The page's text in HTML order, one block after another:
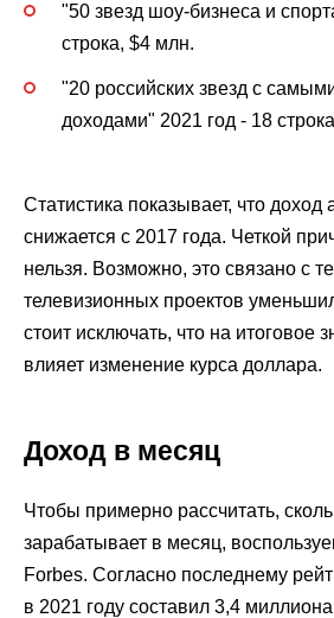
"50 звезд шоу-бизнеса и
строка, $4 млн.
"20 российских звезд с
доходами" 2021 год - 18
Статистика показывает, что доход
снижается с 2017 года. Четкой
нельзя. Возможно, это связано с
телевизионных проектов
стоит исключать, что на итоговое
влияет изменение курса доллара.
Доход в месяц
Чтобы примерно рассчитать,
зарабатывает в месяц,
Forbes. Согласно последнему
в 2021 году составил 3,4